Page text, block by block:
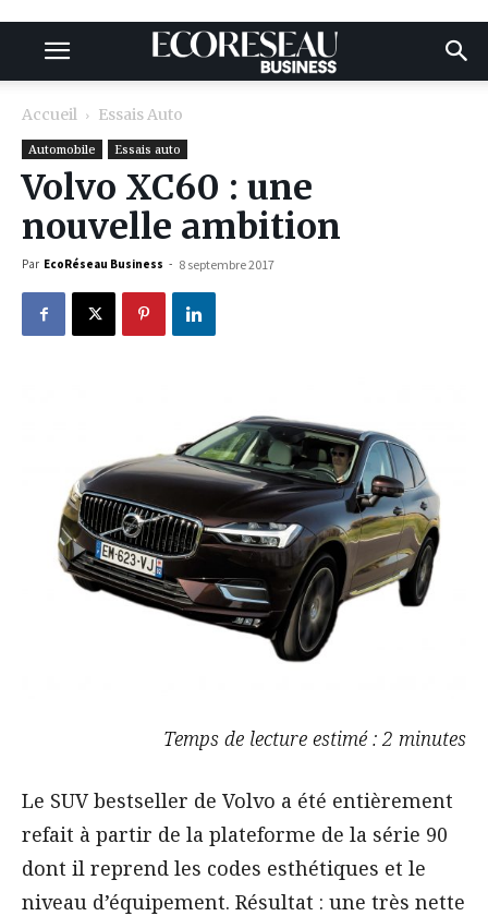
Accueil Essais Auto
Automobile Essais auto
Volvo XC60 : une
nouvelle ambition
Par EcoRéseau Business - 8 septembre 2017
Temps de lecture estimé : 2 minutes
Le SUV bestseller de Volvo a été entièrement
refait à partir de la plateforme de la série 90
dont il reprend les codes esthétiques et le
niveau d’équipement. Résultat : une très nette